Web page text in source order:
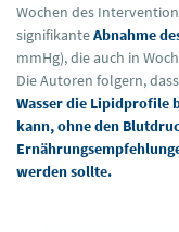
Wochen des
signifikanteAbnahme
mmHg), die auch in
Die Autoren folgern,
Wasser die Lipidprofile
kann, ohne den
werden sollte.